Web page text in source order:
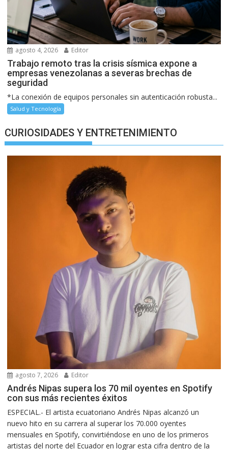
agosto 4, 2026 Editor
Trabajo remoto tras la crisis sísmica expone a
empresas venezolanas a severas brechas de
seguridad
*La conexión de equipos personales sin autenticación robusta...
Salud y Tecnología
CURIOSIDADES Y ENTRETENIMIENTO
agosto 7, 2026 Editor
Andrés Nipas supera los 70 mil oyentes en Spotify
con sus más recientes éxitos
ESPECIAL.- El artista ecuatoriano Andrés Nipas alcanzó un
nuevo hito en su carrera al superar los 70.000 oyentes
mensuales en Spotify, convirtiéndose en uno de los primeros
artistas del norte del Ecuador en lograr esta cifra dentro de la